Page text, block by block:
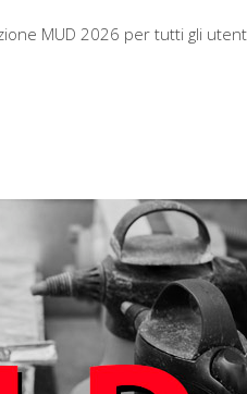
MUD 2026 per tutti gli